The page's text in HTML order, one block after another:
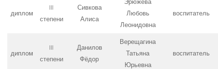
диплом
III
степени
Сивкова
Алиса
Эрюжева
Любовь
Леонидовна
воспитатель
диплом
III
степени
Данилов
Фёдор
Верещагина
Татьяна
Юрьевна
воспитатель